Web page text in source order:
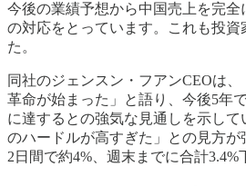
今後の業績予想から中国売上を完全
の対応をとっています。これも投資
た。
同社のジェンスン・フアンCEOは
革命が始まった」と語り、今後5年
に達するとの強気な見通しを示し
のハードルが高すぎた」との見方が
2日間で約4%、週末までに合計3.4%